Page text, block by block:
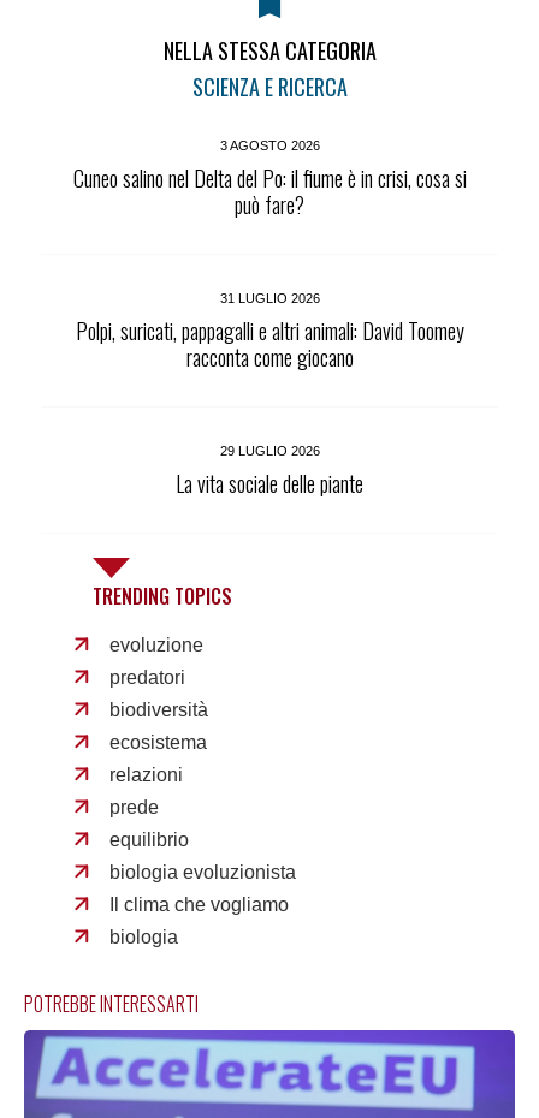
NELLA STESSA CATEGORIA
SCIENZA E RICERCA
3 AGOSTO 2026
Cuneo salino nel Delta del Po: il fiume è in crisi, cosa si
può fare?
31 LUGLIO 2026
Polpi, suricati, pappagalli e altri animali: David Toomey
racconta come giocano
29 LUGLIO 2026
La vita sociale delle piante
TRENDING TOPICS
evoluzione
predatori
biodiversità
ecosistema
relazioni
prede
equilibrio
biologia evoluzionista
Il clima che vogliamo
biologia
POTREBBE INTERESSARTI